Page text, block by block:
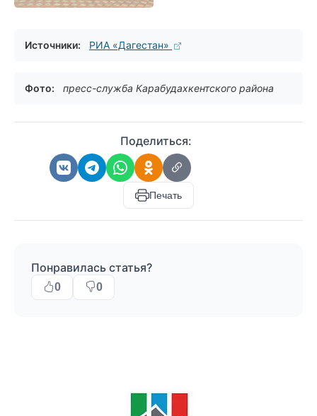
Источники: РИА «Дагестан»
Фото: пресс-служба Карабудахкентского района
Поделиться:
Печать
Понравилась статья?
0 0